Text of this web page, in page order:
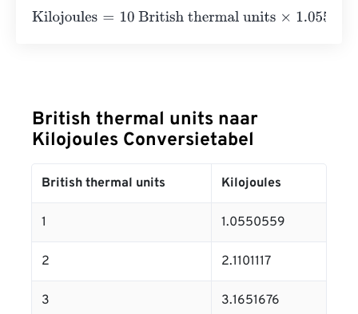
Kilojoules=10 British thermal units× 1.0550558526
British thermal units naar
Kilojoules Conversietabel
British thermal units Kilojoules
1 1.0550559
2 2.1101117
3 3.1651676